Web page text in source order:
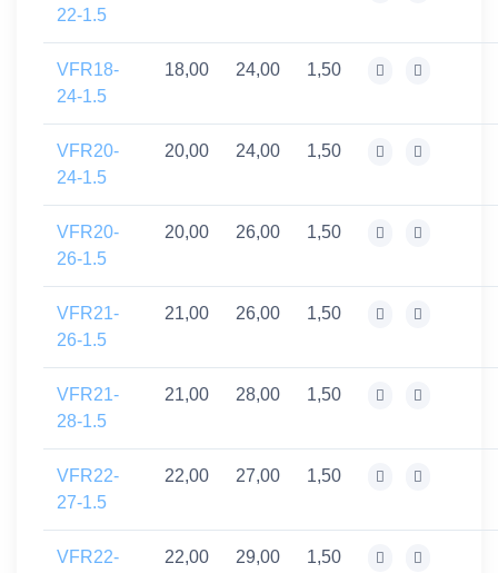
22-1.5
VFR18-
24-1.5
18,00 24,00 1,50
VFR20-
24-1.5
20,00 24,00 1,50
VFR20-
26-1.5
20,00 26,00 1,50
VFR21-
26-1.5
21,00 26,00 1,50
VFR21-
28-1.5
21,00 28,00 1,50
VFR22-
27-1.5
22,00 27,00 1,50
VFR22-
22,00 29,00 1,50